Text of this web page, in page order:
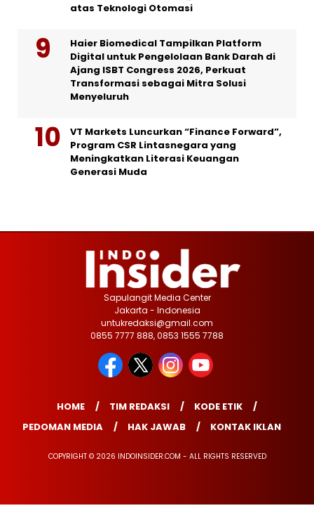
atas Teknologi Otomasi
Haier Biomedical Tampilkan Platform
Digital untuk Pengelolaan Bank Darah di
Ajang ISBT Congress 2026, Perkuat
Transformasi sebagai Mitra Solusi
Menyeluruh
VT Markets Luncurkan “Finance Forward”,
Program CSR Lintasnegara yang
Meningkatkan Literasi Keuangan
Generasi Muda
Sapulangit Media Center
Jakarta - Indonesia
untukredaksi@gmail.com
0855 7777 888, 0853 1555 7788
HOME TIM REDAKSI
KODE ETIK
PEDOMAN MEDIA
HAK JAWAB KONTAK IKLAN
COPYRIGHT © 2026 INDOINSIDER.COM - ALL RIGHTS RESERVED